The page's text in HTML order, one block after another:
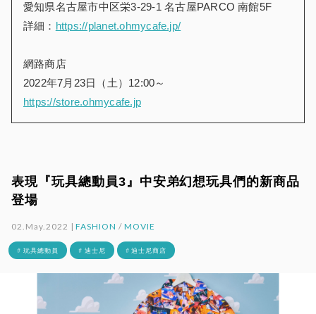
愛知県名古屋市中区栄3-29-1 名古屋PARCO 南館5F
詳細： https://planet.ohmycafe.jp/
網路商店
2022年7月23日（土）12:00～
https://store.ohmycafe.jp
表現『玩具總動員3』中安弟幻想玩具們的新商品
登場
02.May.2022 |FASHION /MOVIE
# 玩具總動員 # 迪士尼 # 迪士尼商店